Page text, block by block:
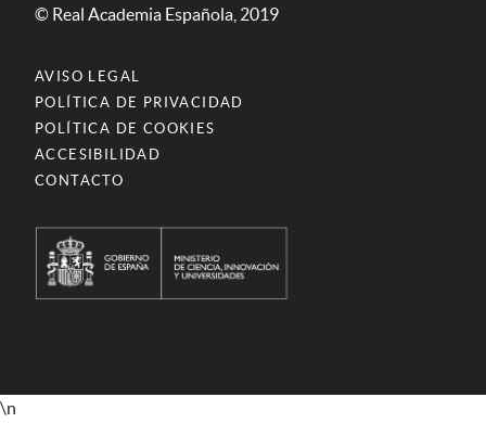
© Real Academia Española, 2019
AVISO LEGAL
POLÍTICA DE PRIVACIDAD
POLÍTICA DE COOKIES
ACCESIBILIDAD
CONTACTO
\n